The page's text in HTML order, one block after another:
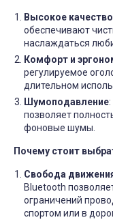
Высокое
обеспечивают
наслаждаться
Комфорт и
регулируемое
длительном
Шумоподавление
позволяет
фоновые шумы.
Почему стоит
Свобода
Bluetooth
ограничений
спортом или в